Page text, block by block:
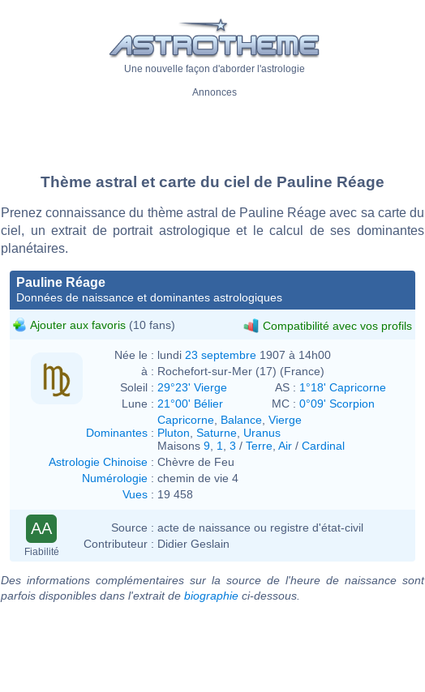
Une nouvelle façon d'aborder l'astrologie
Annonces
Thème astral et carte du ciel de Pauline Réage
Prenez connaissance du thème astral de Pauline Réage avec sa carte du
ciel, un extrait de portrait astrologique et le calcul de ses dominantes
planétaires.
Pauline Réage
Données de naissance et dominantes astrologiques
Ajouter aux favoris (10 fans) Compatibilité avec vos profils
Née le : lundi 23 septembre 1907 à 14h00
à : Rochefort-sur-Mer (17) (France)
Soleil : 29°23' Vierge AS : 1°18' Capricorne
Lune : 21°00' Bélier MC : 0°09' Scorpion
Dominantes :
Capricorne Balance Vierge
Pluton Saturne Uranus
Maisons 9 1 3 / Terre Air / Cardinal
Astrologie Chinoise : Chèvre de Feu
Numérologie : chemin de vie 4
Vues : 19 458
AA
Fiabilité
Source : acte de naissance ou registre d'état-civil
Contributeur : Didier Geslain
Des informations complémentaires sur la source de l'heure de naissance sont
parfois disponibles dans l'extrait de biographie ci-dessous.